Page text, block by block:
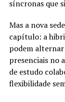
síncronas que
Mas a nova
capítulo: a
podem
presenciais no
de estudo
flexibilidade